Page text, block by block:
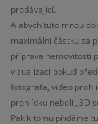
prodávající.
A abych tuto mnou
maximální částku za
příprava nemovitosti
vizualizaci pokud
fotografa, video
prohlídku neboli „3D
Pak k tomu přidáme